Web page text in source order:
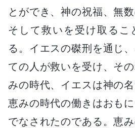
とができ、神の祝福、無
そして救いを受け取るこ
る。イエスの磔刑を通じ
ての人が救いを受け、そ
みの時代、イエスは神の名
恵みの時代の働きはおも
でなされたのである。恵み